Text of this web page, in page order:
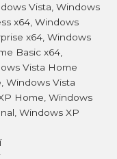
Vista, Windows
x64, Windows
x64, Windows
Basic x64,
Vista Home
Windows Vista
Home, Windows
Windows XP